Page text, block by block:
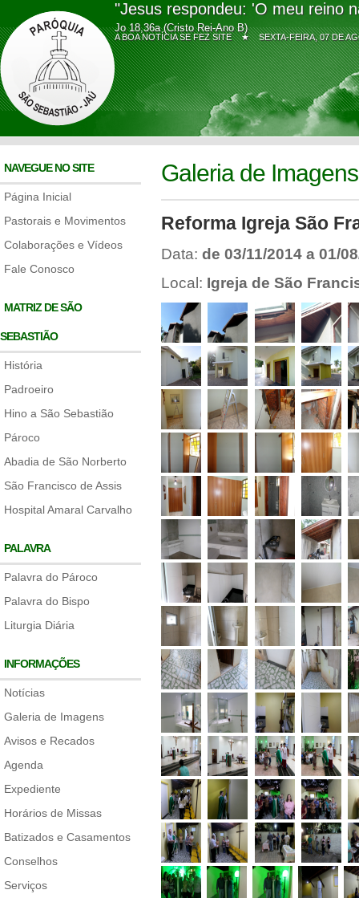
"Jesus respondeu: 'O meu reino
Jo 18,36a (Cristo Rei-Ano B)
A BOA NOTÍCIA SE FEZ SITE ★SEXTA-FEIRA, 07 DE
NAVEGUE NO SITE
Página Inicial
Pastorais e Movimentos
Colaborações e Vídeos
Fale Conosco
MATRIZ DE SÃO
SEBASTIÃO
História
Padroeiro
Hino a São Sebastião
Pároco
Abadia de São Norberto
São Francisco de Assis
Hospital Amaral Carvalho
PALAVRA
Palavra do Pároco
Palavra do Bispo
Liturgia Diária
INFORMAÇÕES
Notícias
Galeria de Imagens
Avisos e Recados
Agenda
Expediente
Horários de Missas
Batizados e Casamentos
Conselhos
Serviços
Galeria de Imagens
Reforma Igreja São
Data: de 03/11/2014 a 01/
Local: Igreja de São